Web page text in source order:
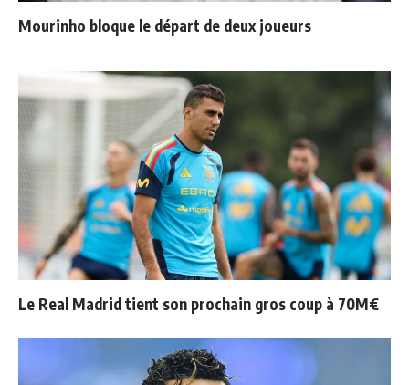
Mourinho bloque le départ de deux joueurs
Le Real Madrid tient son prochain gros coup à 70M€